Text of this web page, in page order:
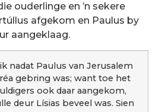
ouderlinge en ’n sekere
afgekom en Paulus by
aangeklaag.
nadat Paulus van Jerusalem
gebring was; want toe het
ook daar aangekom,
deur Lísias beveel was. Sien